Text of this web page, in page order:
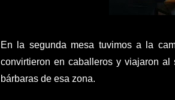
En la segunda mesa tuvimos a la
convirtieron en caballeros y viajaron
bárbaras de esa zona.